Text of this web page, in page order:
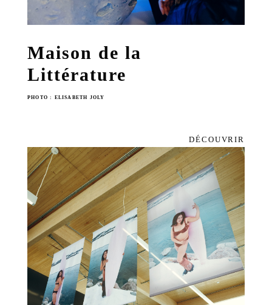
Maison de la
Littérature
PHOTO : ELISABETH JOLY
DÉCOUVRIR